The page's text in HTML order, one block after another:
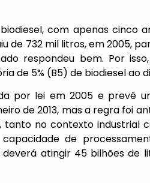
com apenas cinco
de 732 mil litros, em 2005,
respondeu bem. Por
de 5% (B5) de biodiesel ao
por lei em 2005 e prevê
de 2013, mas a regra foi
tanto no contexto industrial
de
atingir 45 bilhões de